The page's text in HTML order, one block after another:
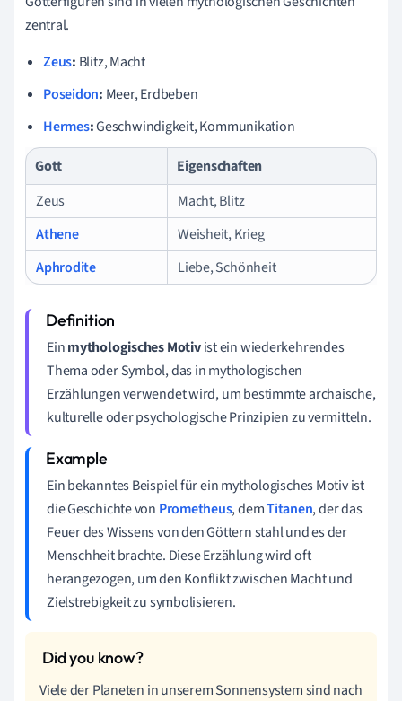
zentral.
Zeus: Blitz, Macht
Poseidon: Meer, Erdbeben
Hermes:Geschwindigkeit, Kommunikation
Gott
Eigenschaften
Zeus
Macht, Blitz
Athene
Weisheit, Krieg
Aphrodite
Liebe, Schönheit
Einmythologisches Motivist ein wiederkehrendes
Thema oder Symbol, das in mythologischen
Erzählungen verwendet wird, um bestimmte archaische,
kulturelle oder psychologische Prinzipien zu vermitteln.
Ein bekanntes Beispiel für ein mythologisches Motiv ist
die Geschichte von Prometheus, demTitanen, der das
Feuer des Wissens von den Göttern stahl und es der
Menschheit brachte. Diese Erzählung wird oft
herangezogen, um den Konflikt zwischen Macht und
Zielstrebigkeit zu symbolisieren.
Viele der Planeten in unserem Sonnensystem sind nach